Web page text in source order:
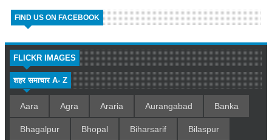
FIND US ON FACEBOOK
FLICKR IMAGES
शहर समाचार A- Z
Aara Agra Araria Aurangabad Banka
Bhagalpur Bhopal Biharsarif Bilaspur